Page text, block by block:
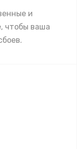
и
чтобы ваша